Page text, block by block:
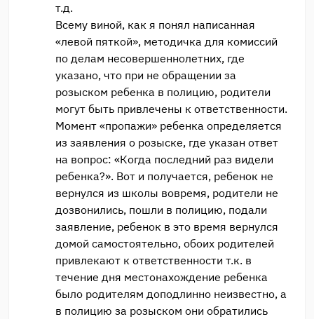
т.д.
Всему виной, как я понял написанная
«левой пяткой», методичка для комиссий
по делам несовершеннолетних, где
указано, что при не обращении за
розыском ребенка в полицию, родители
могут быть привлечены к ответственности.
Момент «пропажи» ребенка определяется
из заявления о розыске, где указан ответ
на вопрос: «Когда последний раз видели
ребенка?». Вот и получается, ребенок не
вернулся из школы вовремя, родители не
дозвонились, пошли в полицию, подали
заявление, ребенок в это время вернулся
домой самостоятельно, обоих родителей
привлекают к ответственности т.к. в
течение дня местонахождение ребенка
было родителям доподлинно неизвестно, а
в полицию за розыском они обратились